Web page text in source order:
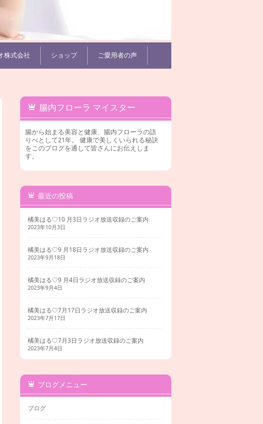
株式会社 ショップ ご愛用者の声
腸内フローラ マイスター
腸から始まる美容と健康、腸内フローラの語
りべとして21年。 健康で美しくいられる秘訣
をこのブログを通して皆さんにお伝えしま
す。
最近の投稿
橘美はる♡10 月3日ラジオ放送収録のご案内
2023年10月3日
橘美はる♡9 月18日ラジオ放送収録のご案内
2023年9月18日
橘美はる♡9 月4日ラジオ放送収録のご案内
2023年9月4日
橘美はる♡7月17日ラジオ放送収録のご案内
2023年7月17日
橘美はる♡7月3日ラジオ放送収録のご案内
2023年7月4日
ブログメニュー
ブログ